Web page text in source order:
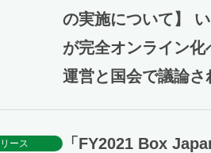
の実施について】
が完全オンライン
運営と国会で議論
ース
「FY2021 Box